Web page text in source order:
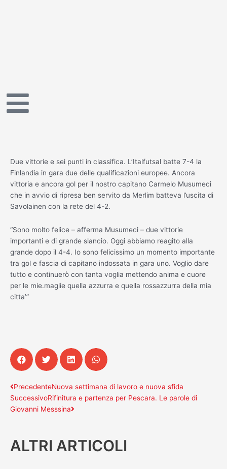
Due vittorie e sei punti in classifica. L’Italfutsal batte 7-4 la
Finlandia in gara due delle qualificazioni europee. Ancora
vittoria e ancora gol per il nostro capitano Carmelo Musumeci
che in avvio di ripresa ben servito da Merlim batteva l’uscita di
Savolainen con la rete del 4-2.
“Sono molto felice – afferma Musumeci – due vittorie
importanti e di grande slancio. Oggi abbiamo reagito alla
grande dopo il 4-4. Io sono felicissimo un momento importante
tra gol e fascia di capitano indossata in gara uno. Voglio dare
tutto e continuerò con tanta voglia mettendo anima e cuore
per le mie.maglie quella azzurra e quella rossazzurra della mia
citta’”
Precedente
PrecedenteNuova settimana di lavoro e nuova sfida
SuccessivoRifinitura e partenza per Pescara. Le parole di
Giovanni Messsina
Successivo
ALTRI ARTICOLI